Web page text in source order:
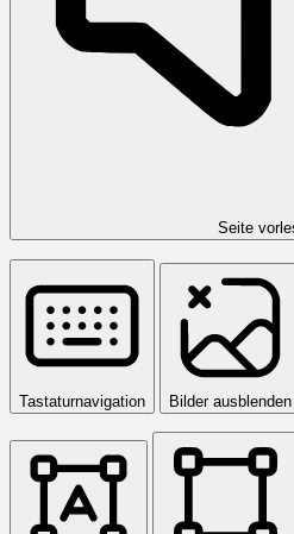
Seite
Tastaturnavigation Bilder ausblenden